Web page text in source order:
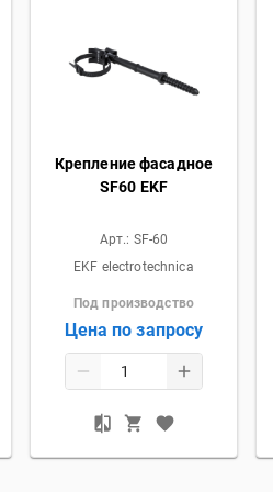
Крепление фасадное
SF60 EKF
Арт.: SF-60
EKF electrotechnica
Под производство
Цена по запросу